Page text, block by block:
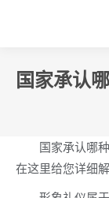
国家承认
国家承认哪种
在这里给您详细解